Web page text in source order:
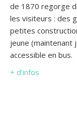
de 1870 regorge
les visiteurs : des
petites
jeune (maintenant
accessible en bus.
+ d’infos